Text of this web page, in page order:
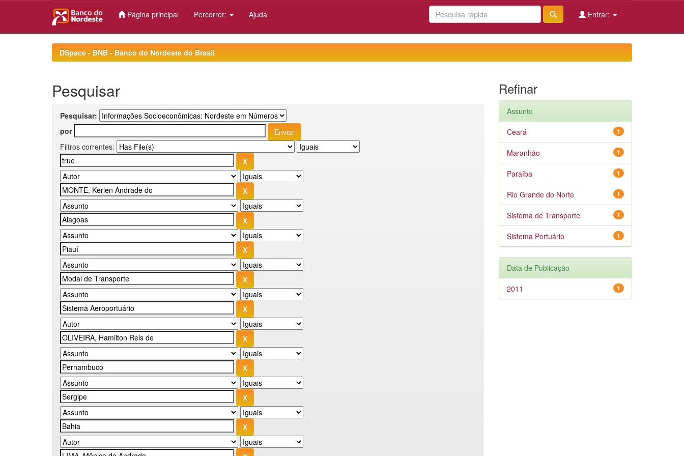
Página principal Percorrer: Ajuda Entrar:
DSpace - BNB - Banco do Nordeste do Brasil
Pesquisar
Pesquisar:
por
Filtros correntes:
Refinar
Assunto
1
Ceará
1
Maranhão
1
Paraíba
1
Rio Grande do Norte
1
Sistema de Transporte
1
Sistema Portuário
Data de Publicação
1
2011